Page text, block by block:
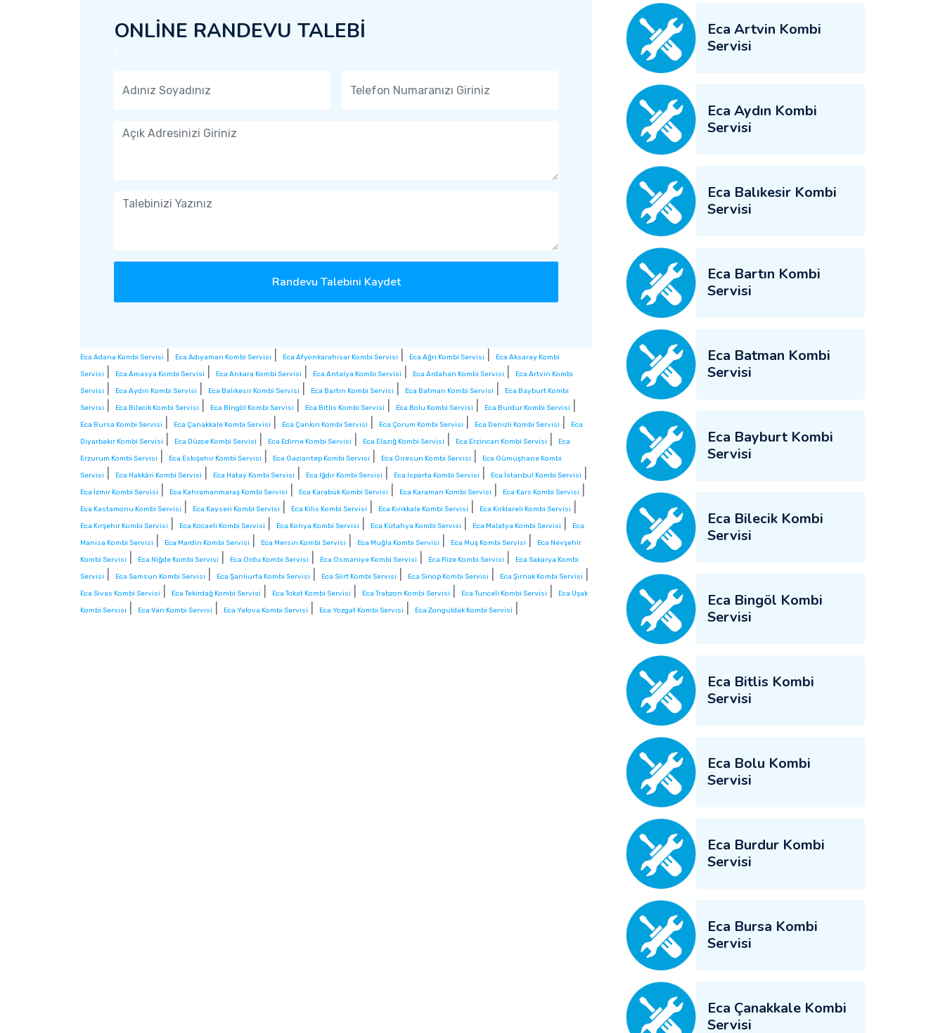
ONLİNE RANDEVU TALEBİ
Randevu Talebini Kaydet
Eca Adana Kombi Servisi Eca Adıyaman Kombi Servisi Eca Afyonkarahisar Kombi Servisi Eca Ağrı Kombi Servisi
Eca Aksaray Kombi
Servisi
Eca Amasya Kombi Servisi Eca Ankara Kombi Servisi Eca Antalya Kombi Servisi Eca Ardahan Kombi Servisi
Eca Artvin Kombi
Servisi
Eca Aydın Kombi Servisi Eca Balıkesir Kombi Servisi Eca Bartın Kombi Servisi Eca Batman Kombi Servisi
Eca Bayburt Kombi
Servisi
Eca Bilecik Kombi Servisi Eca Bingöl Kombi Servisi Eca Bitlis Kombi Servisi Eca Bolu Kombi Servisi Eca Burdur Kombi Servisi
Eca Bursa Kombi Servisi Eca Çanakkale Kombi Servisi Eca Çankırı Kombi Servisi Eca Çorum Kombi Servisi Eca Denizli Kombi Servisi
Eca
Diyarbakır Kombi Servisi
Eca Düzce Kombi Servisi Eca Edirne Kombi Servisi Eca Elazığ Kombi Servisi Eca Erzincan Kombi Servisi
Eca
Erzurum Kombi Servisi
Eca Eskişehir Kombi Servisi Eca Gaziantep Kombi Servisi Eca Giresun Kombi Servisi
Eca Gümüşhane Kombi
Servisi
Eca Hakkâri Kombi Servisi Eca Hatay Kombi Servisi Eca Iğdır Kombi Servisi Eca Isparta Kombi Servisi Eca İstanbul Kombi Servisi
Eca İzmir Kombi Servisi Eca Kahramanmaraş Kombi Servisi Eca Karabük Kombi Servisi Eca Karaman Kombi Servisi Eca Kars Kombi Servisi
Eca Kastamonu Kombi Servisi Eca Kayseri Kombi Servisi Eca Kilis Kombi Servisi Eca Kırıkkale Kombi Servisi Eca Kırklareli Kombi Servisi
Eca Kırşehir Kombi Servisi Eca Kocaeli Kombi Servisi Eca Konya Kombi Servisi Eca Kütahya Kombi Servisi Eca Malatya Kombi Servisi
Eca
Manisa Kombi Servisi
Eca Mardin Kombi Servisi Eca Mersin Kombi Servisi Eca Muğla Kombi Servisi Eca Muş Kombi Servisi
Eca Nevşehir
Kombi Servisi
Eca Niğde Kombi Servisi Eca Ordu Kombi Servisi Eca Osmaniye Kombi Servisi Eca Rize Kombi Servisi
Eca Sakarya Kombi
Servisi
Eca Samsun Kombi Servisi Eca Şanlıurfa Kombi Servisi Eca Siirt Kombi Servisi Eca Sinop Kombi Servisi Eca Şırnak Kombi Servisi
Eca Sivas Kombi Servisi Eca Tekirdağ Kombi Servisi Eca Tokat Kombi Servisi Eca Trabzon Kombi Servisi Eca Tunceli Kombi Servisi
Eca Uşak
Kombi Servisi
Eca Van Kombi Servisi Eca Yalova Kombi Servisi Eca Yozgat Kombi Servisi Eca Zonguldak Kombi Servisi
Eca Artvin Kombi
Servisi
Eca Aydın Kombi
Servisi
Eca Balıkesir Kombi
Servisi
Eca Bartın Kombi
Servisi
Eca Batman Kombi
Servisi
Eca Bayburt Kombi
Servisi
Eca Bilecik Kombi
Servisi
Eca Bingöl Kombi
Servisi
Eca Bitlis Kombi
Servisi
Eca Bolu Kombi
Servisi
Eca Burdur Kombi
Servisi
Eca Bursa Kombi
Servisi
Eca Çanakkale Kombi
Servisi